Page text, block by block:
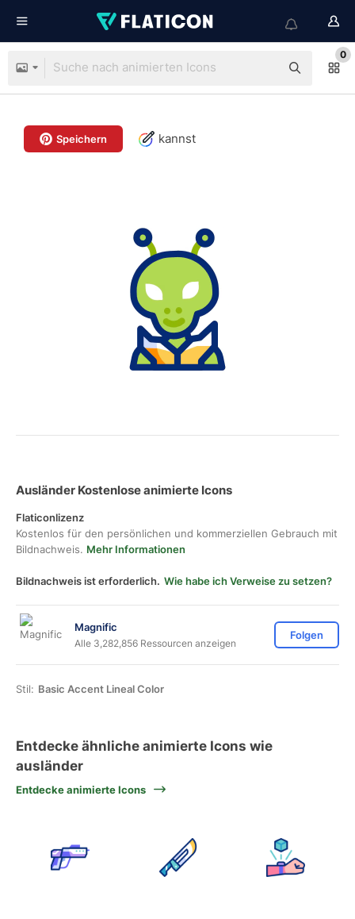
0
Speichern kannst
Ausländer Kostenlose animierte Icons
Flaticonlizenz
Kostenlos für den persönlichen und kommerziellen Gebrauch mit
Bildnachweis. Mehr Informationen
Bildnachweis ist erforderlich. Wie habe ich Verweise zu setzen?
Magnific
Alle 3,282,856 Ressourcen anzeigen
Folgen
Stil: Basic Accent Lineal Color
Entdecke ähnliche animierte Icons wie
ausländer
Entdecke animierte Icons